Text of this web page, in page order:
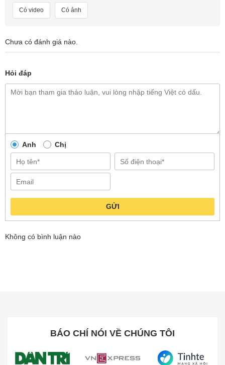
thế nào? Vào đâu để kiểm tra?
Có video Có ảnh
Chưa có đánh giá nào.
Hỏi đáp
Anh Chị
GỬI
Không có bình luận nào
BÁO CHÍ NÓI VỀ CHÚNG TÔI